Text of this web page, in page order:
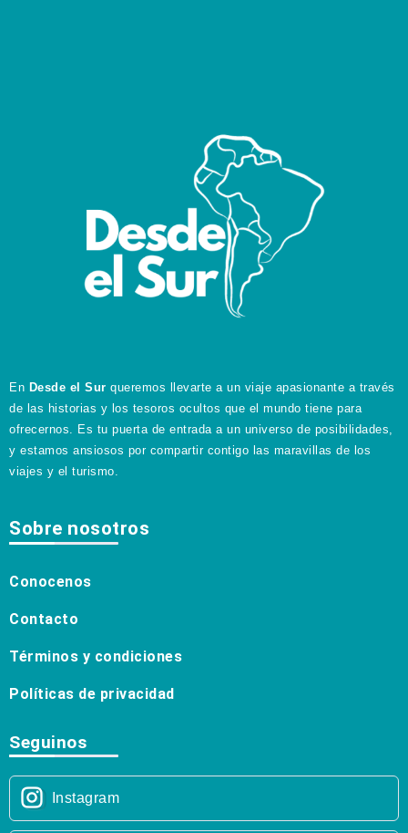
En Desde el Sur queremos llevarte a un viaje apasionante a través
de las historias y los tesoros ocultos que el mundo tiene para
ofrecernos. Es tu puerta de entrada a un universo de posibilidades,
y estamos ansiosos por compartir contigo las maravillas de los
viajes y el turismo.
Sobre nosotros
Conocenos
Contacto
Términos y condiciones
Políticas de privacidad
Seguinos
Instagram